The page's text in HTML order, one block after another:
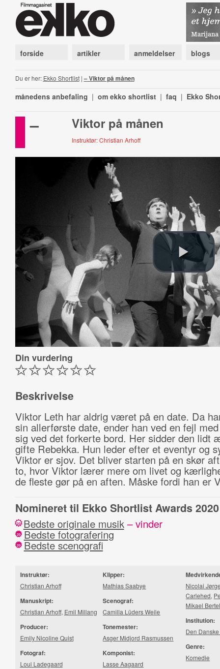
forside artikler anmeldelser blogs
Du er her: Ekko Shortlist| – Viktor på månen
månedens anbefaling | om ekko shortlist | faq | Ekko
– Viktor på månen
Instruktør: Christian Arhoff
Din vurdering
Beskrivelse
Viktor Leth har aldrig været på en date. Da
sin allerførste date, ender han ved en fejl
sig ved det forkerte bord. Her sidder den lidt
gifte Rebekka. Hun leder efter et eventyr og
Viktor er sjov. Det bliver starten på en skør
to, hvor Viktor lærer mere om livet og
de fleste gør på en aften. Måske fordi han er
Nomineret til Ekko Shortlist Awards 2020
20 Bedste originale musik– vinder
20 Bedste fotografering
20 Bedste scenografi
Instruktør:
Christian Arhoff
Manuskript:
Christian Arhoff, Emil Millang
Producer:
Emily Nicoline Quist
Fotograf:
Loui Ladegaard
Klipper:
Mathias Saabye
Scenograf:
Camilla Lüders Weile
Tonemester:
Asger Midjord Rasmussen
Komponist:
Lasse Aagaard
Nicolai
Carlehed,
Mikael
Institution:
Den
Genre:
Komedie